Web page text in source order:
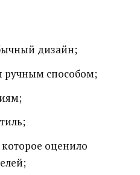
дизайн;
ручным способом;
оценило